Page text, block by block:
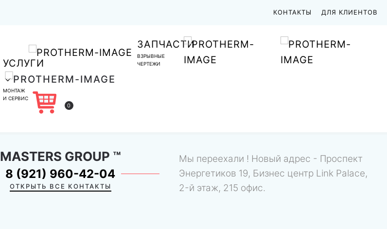
КОНТАКТЫ ДЛЯ КЛИЕНТОВ
УСЛУГИ
МОНТАЖ
И СЕРВИС
ЗАПЧАСТИ
ВЗРЫВНЫЕ
ЧЕРТЕЖИ
0
MASTERS GROUP ™
8 (921) 960-42-04
ОТКРЫТЬ ВСЕ КОНТАКТЫ
Мы переехали ! Новый адрес - Проспект
Энергетиков 19, Бизнес центр Link Palace,
2-й этаж, 215 офис.